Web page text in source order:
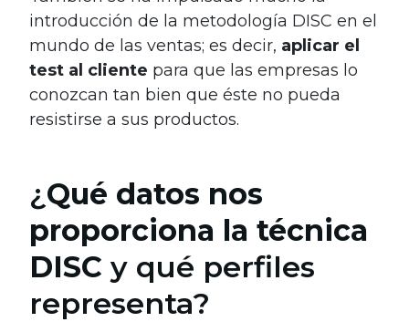
introducción de la metodología DISC en el
mundo de las ventas; es decir, aplicar el
test al cliente para que las empresas lo
conozcan tan bien que éste no pueda
resistirse a sus productos.
¿ Qué datos nos
proporciona la técnica
DISC y qué perfiles
representa?